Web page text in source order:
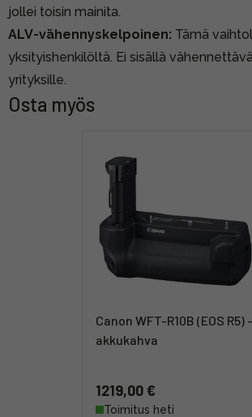
jollei toisin mainita.
ALV-vähennyskelpoinen: Tämä
yksityishenkilöltä. Ei sisällä
yrityksille.
Osta myös
Canon WFT-R10B (EOS R5) -
akkukahva
1219,00 €
Toimitus heti